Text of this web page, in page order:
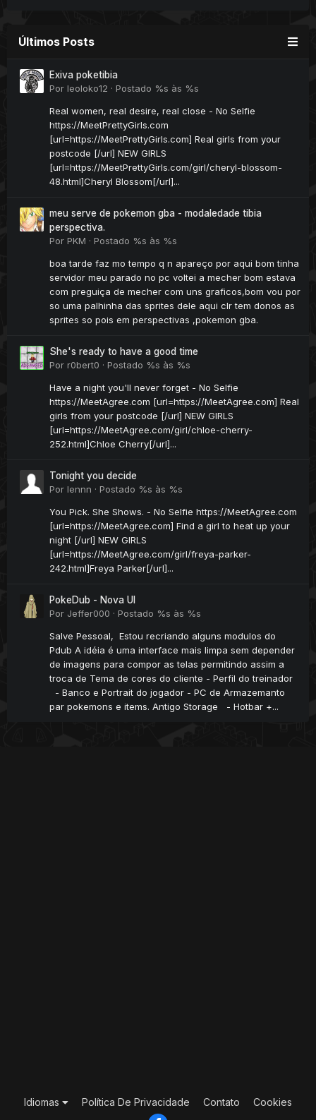
Últimos Posts
Exiva poketibia
Por leoloko12 · Postado %s às %s
Real women, real desire, real close - No Selfie
https://MeetPrettyGirls.com
[url=https://MeetPrettyGirls.com] Real girls from your
postcode [/url] NEW GIRLS
[url=https://MeetPrettyGirls.com/girl/cheryl-blossom-
48.html]Cheryl Blossom[/url]...
meu serve de pokemon gba - modaledade tibia
perspectiva.
Por PKM · Postado %s às %s
boa tarde faz mo tempo q n apareço por aqui bom tinha
servidor meu parado no pc voltei a mecher bom estava
com preguiça de mecher com uns graficos,bom vou por
so uma palhinha das sprites dele aqui clr tem donos as
sprites so pois em perspectivas ,pokemon gba.
She's ready to have a good time
Por r0bert0 · Postado %s às %s
Have a night you'll never forget - No Selfie
https://MeetAgree.com [url=https://MeetAgree.com] Real
girls from your postcode [/url] NEW GIRLS
[url=https://MeetAgree.com/girl/chloe-cherry-
252.html]Chloe Cherry[/url]...
Tonight you decide
Por lennn · Postado %s às %s
You Pick. She Shows. - No Selfie https://MeetAgree.com
[url=https://MeetAgree.com] Find a girl to heat up your
night [/url] NEW GIRLS
[url=https://MeetAgree.com/girl/freya-parker-
242.html]Freya Parker[/url]...
PokeDub - Nova UI
Por Jeffer000 · Postado %s às %s
Salve Pessoal, Estou recriando alguns modulos do
Pdub A idéia é uma interface mais limpa sem depender
de imagens para compor as telas permitindo assim a
troca de Tema de cores do cliente - Perfil do treinador
- Banco e Portrait do jogador - PC de Armazemanto
par pokemons e items. Antigo Storage - Hotbar +...
Idiomas Política De Privacidade Contato Cookies